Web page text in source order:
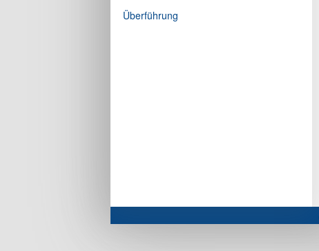
Überführung